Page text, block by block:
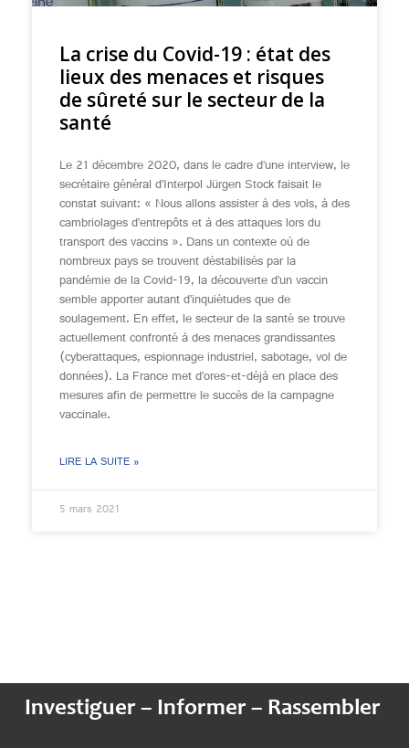
La crise du Covid-19 : état des
lieux des menaces et risques
de sûreté sur le secteur de la
santé
Le 21 décembre 2020, dans le cadre d’une interview, le
secrétaire général d’Interpol Jürgen Stock faisait le
constat suivant: « Nous allons assister à des vols, à des
cambriolages d’entrepôts et à des attaques lors du
transport des vaccins ». Dans un contexte où de
nombreux pays se trouvent déstabilisés par la
pandémie de la Covid-19, la découverte d’un vaccin
semble apporter autant d’inquiétudes que de
soulagement. En effet, le secteur de la santé se trouve
actuellement confronté à des menaces grandissantes
(cyberattaques, espionnage industriel, sabotage, vol de
données). La France met d’ores-et-déjà en place des
mesures afin de permettre le succès de la campagne
vaccinale.
LIRE LA SUITE »
5 mars 2021
Investiguer – Informer – Rassembler